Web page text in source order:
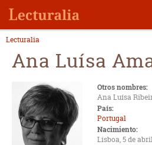
Lecturalia
Ana Luísa
Otros nombres:
Ana Luísa
País:
Portugal
Nacimiento:
Lisboa, 5 de